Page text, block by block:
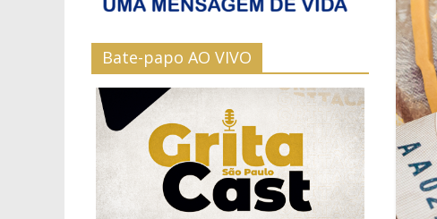
Bate-papo AO VIVO